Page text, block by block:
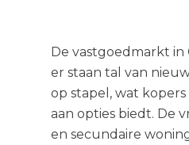
De vastgoedmarkt in
er staan ​​tal van
op stapel, wat
aan opties biedt. De
en secundaire